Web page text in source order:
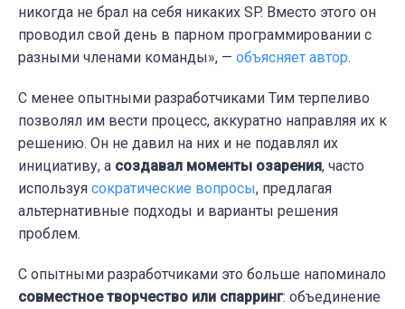
никогда не брал на себя никаких SP. Вместо этого он
проводил свой день в парном программировании с
разными членами команды», — объясняет автор.
С менее опытными разработчиками Тим терпеливо
позволял им вести процесс, аккуратно направляя их к
решению. Он не давил на них и не подавлял их
инициативу, а создавал моменты озарения, часто
используя сократические вопросы, предлагая
альтернативные подходы и варианты решения
проблем.
С опытными разработчиками это больше напоминало
совместное творчество или спарринг: объединение